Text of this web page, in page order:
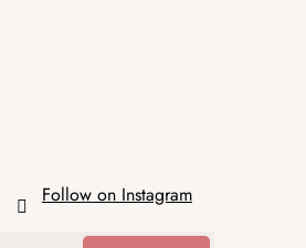
Follow on Instagram